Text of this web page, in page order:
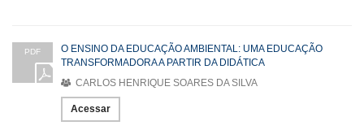
PDF
O ENSINO DA EDUCAÇÃO AMBIENTAL: UMA EDUCAÇÃO
TRANSFORMADORA A PARTIR DA DIDÁTICA
CARLOS HENRIQUE SOARES DA SILVA
Acessar